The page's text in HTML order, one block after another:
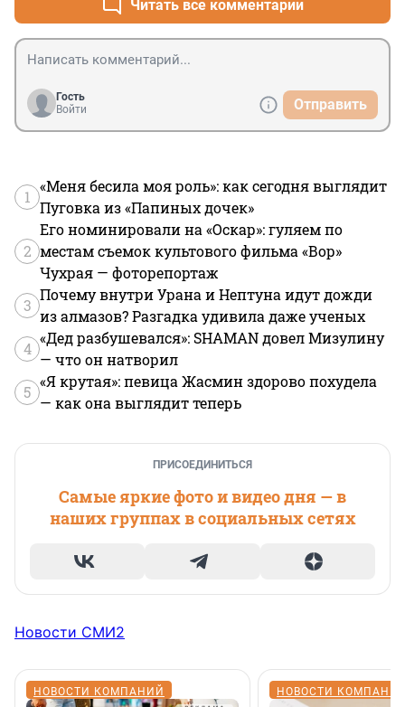
Читать все комментарии
Гость
Войти
Отправить
1
«Меня бесила моя роль»: как сегодня выглядит
Пуговка из «Папиных дочек»
2
Его номинировали на «Оскар»: гуляем по
местам съемок культового фильма «Вор»
Чухрая — фоторепортаж
3
Почему внутри Урана и Нептуна идут дожди
из алмазов? Разгадка удивила даже ученых
4
«Дед разбушевался»: SHAMAN довел Мизулину
— что он натворил
5
«Я крутая»: певица Жасмин здорово похудела
— как она выглядит теперь
ПРИСОЕДИНИТЬСЯ
Самые яркие фото и видео дня — в
наших группах в социальных сетях
Новости СМИ2
НОВОСТИ КОМПАНИЙ НОВОСТИ